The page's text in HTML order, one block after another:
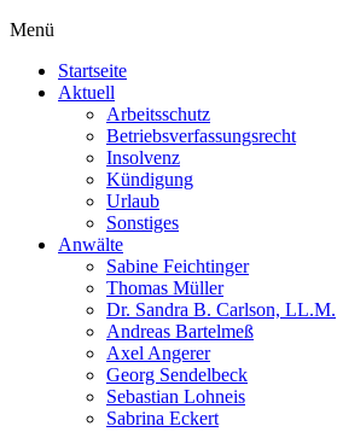
Menü
Startseite
Aktuell
Arbeitsschutz
Betriebsverfassungsrecht
Insolvenz
Kündigung
Urlaub
Sonstiges
Anwälte
Sabine Feichtinger
Thomas Müller
Dr. Sandra B. Carlson, LL.M.
Andreas Bartelmeß
Axel Angerer
Georg Sendelbeck
Sebastian Lohneis
Sabrina Eckert